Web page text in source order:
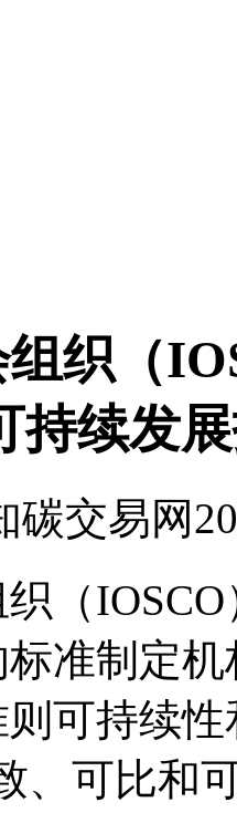
组织（
持续发
碳交易网
（
准制定
可持续
、可比和